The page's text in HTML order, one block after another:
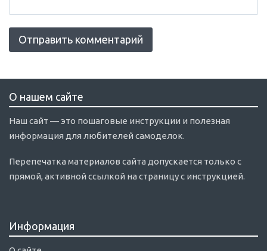
О нашем сайте
Наш сайт — это пошаговые инструкции и полезная
информация для любителей самоделок.
Перепечатка материалов сайта допускается только с
прямой, активной ссылкой на страницу с инструкцией.
Информация